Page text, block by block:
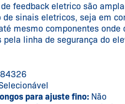
feedback eletrico são
de sinais eletricos, seja em
mesmo componentes onde
pela linha de segurança do
para ajuste fino: Não